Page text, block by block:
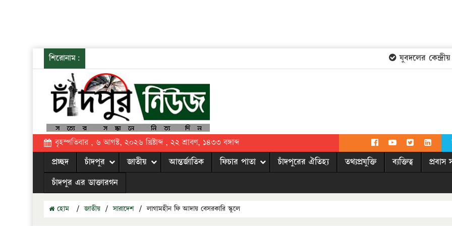
শিরোনাম: যুবদলের কেন্দ্রীয়
বৃহস্পতিবার , ৬ আগস্ট, ২০২৬ খ্রিষ্টাব্দ , ২২ শ্রাবণ, ১৪৩৩ বঙ্গাব্দ
প্রচ্ছদ চাঁদপুর জাতীয় আন্তর্জাতিক ফিচার পাতা চাঁদপুরের ঐতিহ্য তথ্যপ্রযুক্তি ব্যক্তিত্ব প্রবাস
চাঁদপুর এর ডাক্তারগন
হোম / জাতীয় / সারাদেশ / লাগামহীন ফি আদায় বেসরকারি স্কুলে